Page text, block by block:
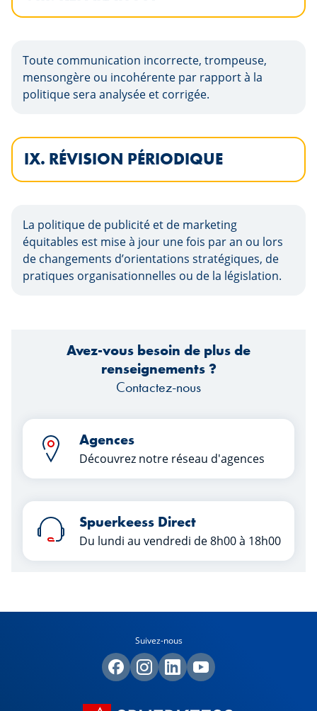
Toute communication incorrecte, trompeuse,
mensongère ou incohérente par rapport à la
politique sera analysée et corrigée.
IX. RÉVISION PÉRIODIQUE
La politique de publicité et de marketing
équitables est mise à jour une fois par an ou lors
de changements d’orientations stratégiques, de
pratiques organisationnelles ou de la législation.
Avez-vous besoin de plus de
renseignements ?
Contactez-nous
Agences
Découvrez notre réseau d'agences
Spuerkeess Direct
Du lundi au vendredi de 8h00 à 18h00
Suivez-nous